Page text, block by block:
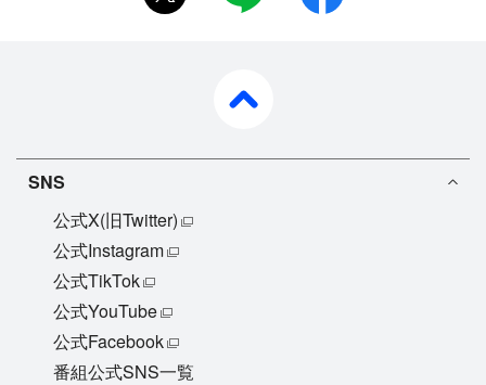
SNS
公式X(旧Twitter)
公式Instagram
公式TikTok
公式YouTube
公式Facebook
番組公式SNS一覧